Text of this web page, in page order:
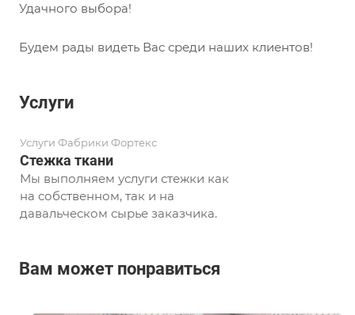
Удачного выбора!
Будем рады видеть Вас среди наших клиентов!
Услуги
Услуги Фабрики Фортекс
Стежка ткани
Мы выполняем услуги стежки как
на собственном, так и на
давальческом сырье заказчика.
Вам может понравиться